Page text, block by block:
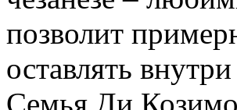
позволит
оставлять
Семья Ди